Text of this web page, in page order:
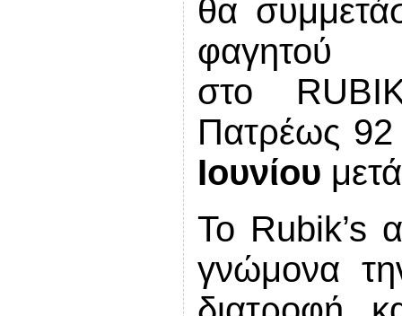
θα
στο
Πατρέως 92
Ιουνίου
To Rubik’s
γνώμονα